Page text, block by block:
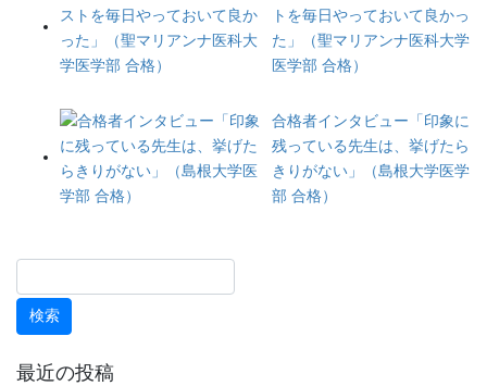
トを毎日やっておいて良かっ
た」（聖マリアンナ医科大学
医学部 合格）
合格者インタビュー「印象に
残っている先生は、挙げたら
きりがない」（島根大学医学
部 合格）
最近の投稿